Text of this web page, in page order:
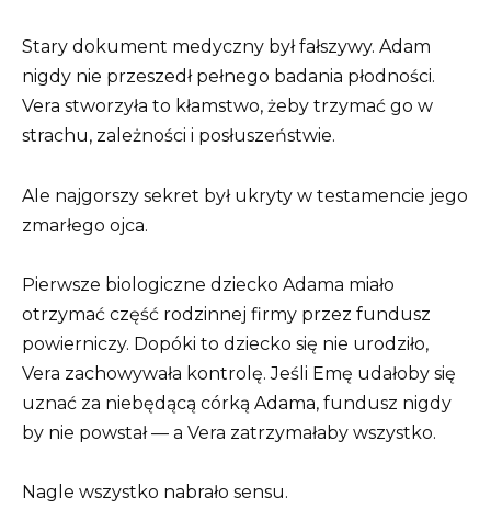
Stary dokument medyczny był fałszywy. Adam
nigdy nie przeszedł pełnego badania płodności.
Vera stworzyła to kłamstwo, żeby trzymać go w
strachu, zależności i posłuszeństwie.
Ale najgorszy sekret był ukryty w testamencie jego
zmarłego ojca.
Pierwsze biologiczne dziecko Adama miało
otrzymać część rodzinnej firmy przez fundusz
powierniczy. Dopóki to dziecko się nie urodziło,
Vera zachowywała kontrolę. Jeśli Emę udałoby się
uznać za niebędącą córką Adama, fundusz nigdy
by nie powstał — a Vera zatrzymałaby wszystko.
Nagle wszystko nabrało sensu.